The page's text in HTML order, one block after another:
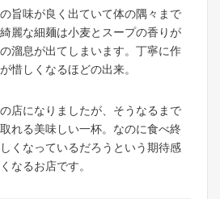
旨味が良く出ていて体の隅々まで
麗な細麺は小麦とスープの香りが
溜息が出てしまいます。丁寧に作
惜しくなるほどの出来。
店になりましたが、そうなるまで
れる美味しい一杯。なのに食べ終
くなっているだろうという期待感
なるお店です。